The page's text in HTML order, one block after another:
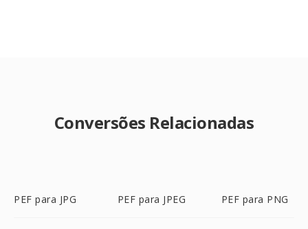
Conversões Relacionadas
PEF para JPG PEF para JPEG PEF para PNG